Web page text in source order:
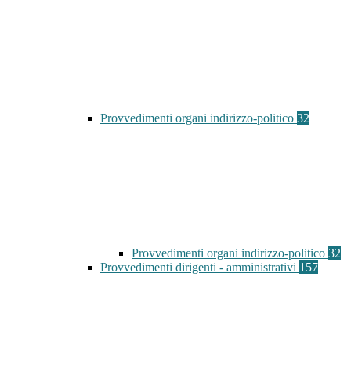
Provvedimenti organi indirizzo-politico 32
Provvedimenti organi indirizzo-politico 32
Provvedimenti dirigenti - amministrativi 157